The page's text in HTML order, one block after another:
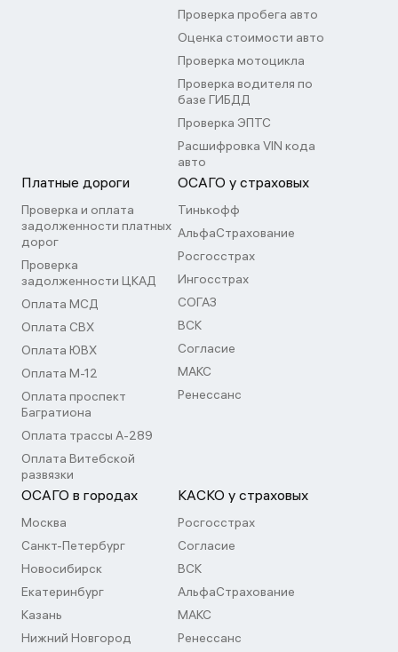
Проверка пробега авто
Оценка стоимости авто
Проверка мотоцикла
Проверка водителя по
базе ГИБДД
Проверка ЭПТС
Расшифровка VIN кода
авто
Платные дороги
Проверка и оплата
задолженности платных
дорог
Проверка
задолженности ЦКАД
Оплата МСД
Оплата СВХ
Оплата ЮВХ
Оплата М-12
Оплата проспект
Багратиона
Оплата трассы А-289
Оплата Витебской
развязки
ОСАГО у страховых
Тинькофф
АльфаСтрахование
Росгосстрах
Ингосстрах
СОГАЗ
ВСК
Согласие
МАКС
Ренессанс
ОСАГО в городах
Москва
Санкт-Петербург
Новосибирск
Екатеринбург
Казань
Нижний Новгород
КАСКО у страховых
Росгосстрах
Согласие
ВСК
АльфаСтрахование
МАКС
Ренессанс